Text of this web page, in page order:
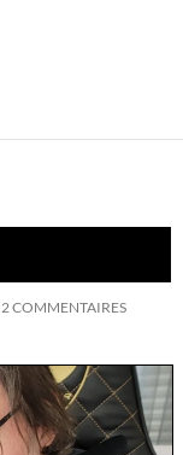
2 COMMENTAIRES